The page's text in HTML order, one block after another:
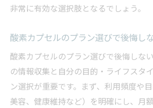
非常に有効な選択肢となるでしょう。
酸素カプセルのプラン選びで後悔し
酸素カプセルのプラン選びで後悔しな
の情報収集と自分の目的・ライフスタ
ン選択が重要です。まず、利用頻度や目
美容、健康維持など）を明確にし、月